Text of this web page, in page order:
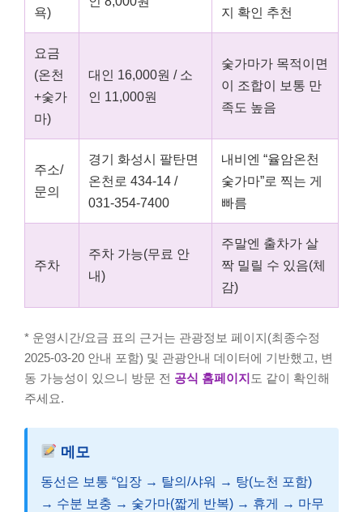
욕)
지 확인 추천
요금
(온천
+숯가
마)
대인 16,000원 / 소
인 11,000원
숯가마가 목적이면
이 조합이 보통 만
족도 높음
주소/
문의
경기 화성시 팔탄면
온천로 434-14 /
031-354-7400
내비엔 “율암온천
숯가마”로 찍는 게
빠름
주차
주차 가능(무료 안
내)
주말엔 출차가 살
짝 밀릴 수 있음(체
감)
* 운영시간/요금 표의 근거는 관광정보 페이지(최종수정
2025-03-20 안내 포함) 및 관광안내 데이터에 기반했고, 변
동 가능성이 있으니 방문 전 공식 홈페이지 도 같이 확인해
주세요.
메모
동선은 보통 “입장 → 탈의/샤워 → 탕(노천 포함)
→ 수분 보충 → 숯가마(짧게 반복) → 휴게 → 마무